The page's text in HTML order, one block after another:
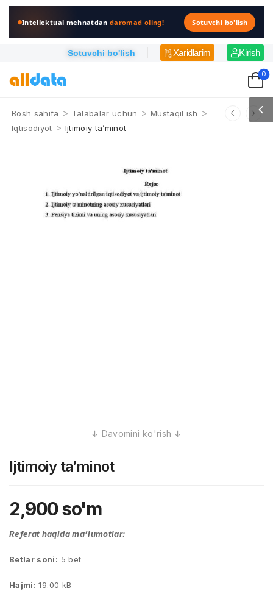
Intellektual mehnatdandaromad oling! Sotuvchi bo'lish
Sotuvchi bo'lish Xaridlarim Kirish
0
Bosh sahifa > Talabalar uchun > Mustaqil ish >
Iqtisodiyot > Ijtimoiy ta’minot
Ijtimoiy ta’minot
2,900so'm
Referat haqida ma’lumotlar:
Betlar soni: 5 bet
Hajmi: 19.00 kB